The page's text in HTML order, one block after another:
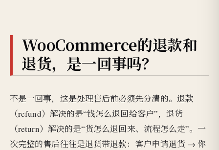
WooCommerce的退款和
退货，是一回事吗？
不是一回事，这是处理售后前必须先分清的。退款
（refund）解决的是“钱怎么退回给客户”，退货
（return）解决的是“货怎么退回来、流程怎么走”。一
次完整的售后往往是退货带退款：客户申请退货 → 你